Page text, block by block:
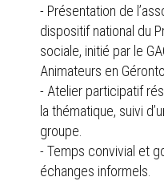
- Présentation de
dispositif national du
sociale, initié par le
Animateurs en
- Atelier participatif
la thématique, suivi
groupe.
- Temps convivial et
échanges informels.